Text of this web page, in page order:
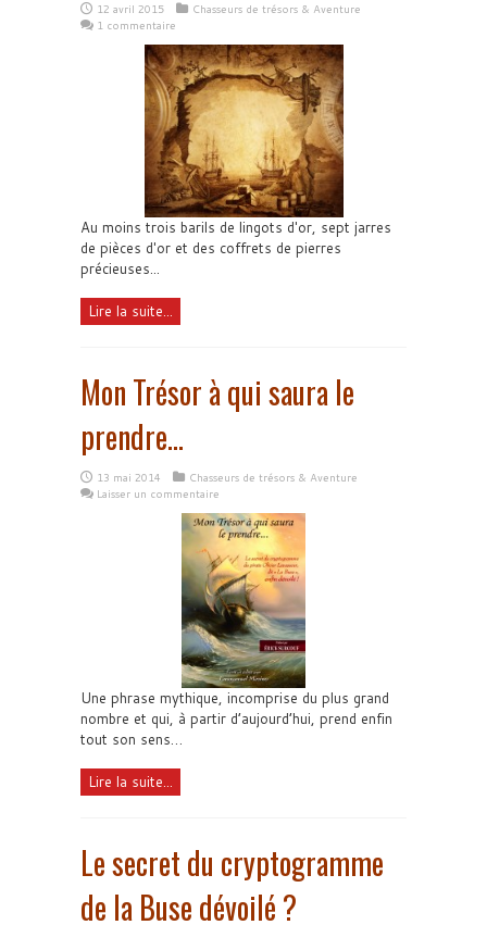
12 avril 2015
Chasseurs de trésors & Aventure
1 commentaire
Au moins trois barils de lingots d'or, sept jarres
de pièces d'or et des coffrets de pierres
précieuses...
Lire la suite...
Mon Trésor à qui saura le
prendre…
13 mai 2014
Chasseurs de trésors & Aventure
Laisser un commentaire
Une phrase mythique, incomprise du plus grand
nombre et qui, à partir d’aujourd’hui, prend enfin
tout son sens…
Lire la suite...
Le secret du cryptogramme
de la Buse dévoilé ?